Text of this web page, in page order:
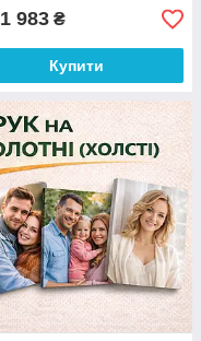
1 983 ₴
Купити